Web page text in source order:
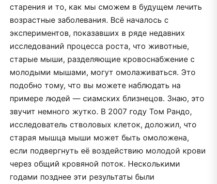
старения и то, как мы сможем в будущем лечить
возрастные заболевания. Всё началось с
экспериментов, показавших в ряде недавних
исследований процесса роста, что животные,
старые мыши, разделяющие кровоснабжение с
молодыми мышами, могут омолаживаться. Это
подобно тому, что вы можете наблюдать на
примере людей — сиамских близнецов. Знаю, это
звучит немного жутко. В 2007 году Том Рандо,
исследователь стволовых клеток, доложил, что
старая мышца мыши может быть омоложена,
если подвергнуть её воздействию молодой крови
через общий кровяной поток. Несколькими
годами позднее эти результаты были